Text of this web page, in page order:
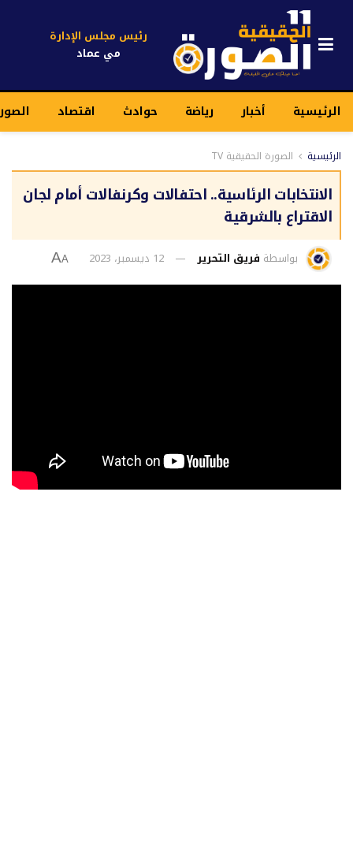
رئيس مجلس الإدارة
مي عماد
الرئيسية أخبار رياضة حوادث اقتصاد
الرئيسية الصورة الحقيقية TV
الانتخابات الرئاسية.. احتفالات وكرنفالات أمام لجان
الاقتراع بالشرقية
بواسطة فريق التحرير 12 ديسمبر، 2023 A
A